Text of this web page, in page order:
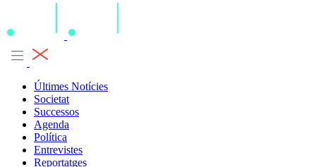
Últimes Notícies
Societat
Successos
Agenda
Política
Entrevistes
Reportatges